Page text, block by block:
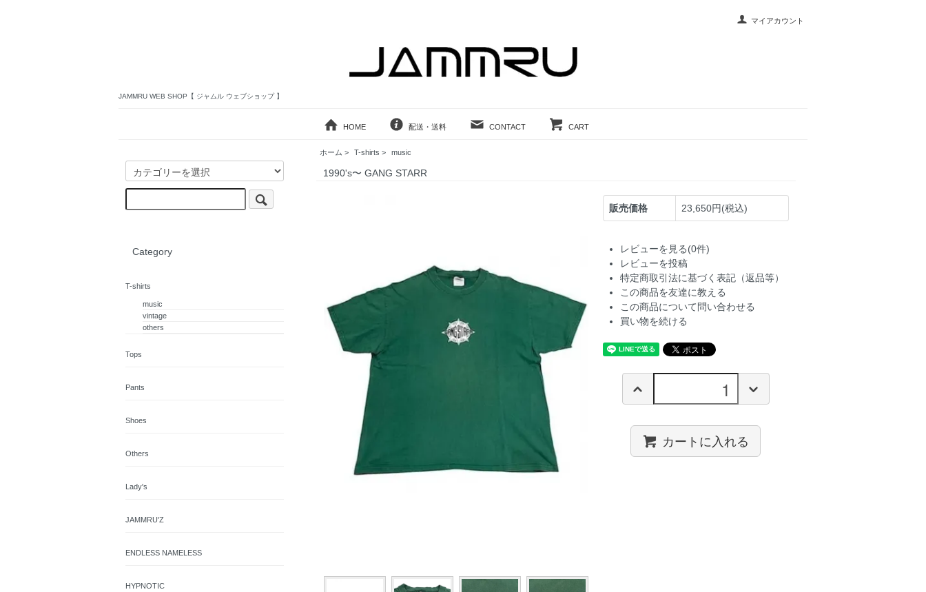
マイアカウント
JAMMRU WEB SHOP【 ジャムル ウェブショップ 】
HOME 配送・送料 CONTACT CART
ホーム > T-shirts > music
1990's〜 GANG STARR
販売価格 23,650円(税込)
レビューを見る(0件)
レビューを投稿
特定商取引法に基づく表記（返品等）
この商品を友達に教える
この商品について問い合わせる
買い物を続ける
カートに入れる
Category
T-shirts
music
vintage
others
Tops
Pants
Shoes
Others
Lady's
JAMMRU'Z
ENDLESS NAMELESS
HYPNOTIC